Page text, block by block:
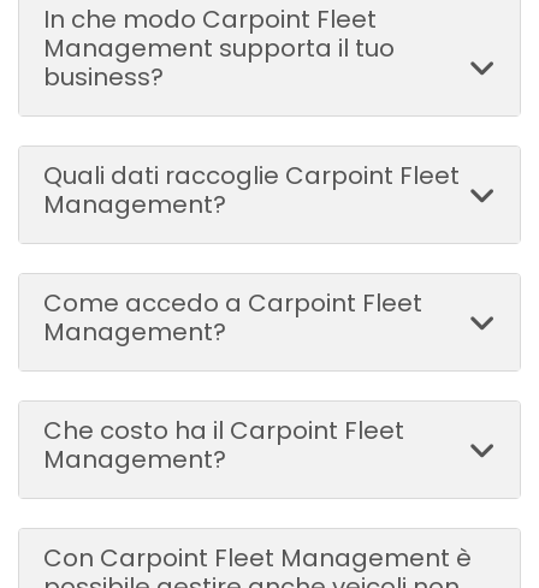
In che modo Carpoint Fleet
Management supporta il tuo
business?
Quali dati raccoglie Carpoint Fleet
Management?
Come accedo a Carpoint Fleet
Management?
Che costo ha il Carpoint Fleet
Management?
Con Carpoint Fleet Management è